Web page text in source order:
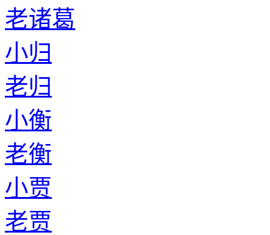
老诸葛
小归
老归
小衡
老衡
小贾
老贾